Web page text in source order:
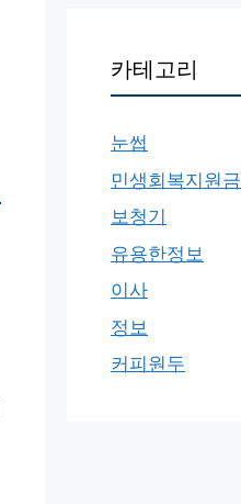
카테고리
눈썹
민생회복지원금
보청기
유용한정보
이사
정보
커피원두